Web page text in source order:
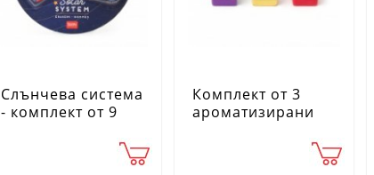
Слънчева система
- комплект от 9
Комплект от 3
ароматизирани